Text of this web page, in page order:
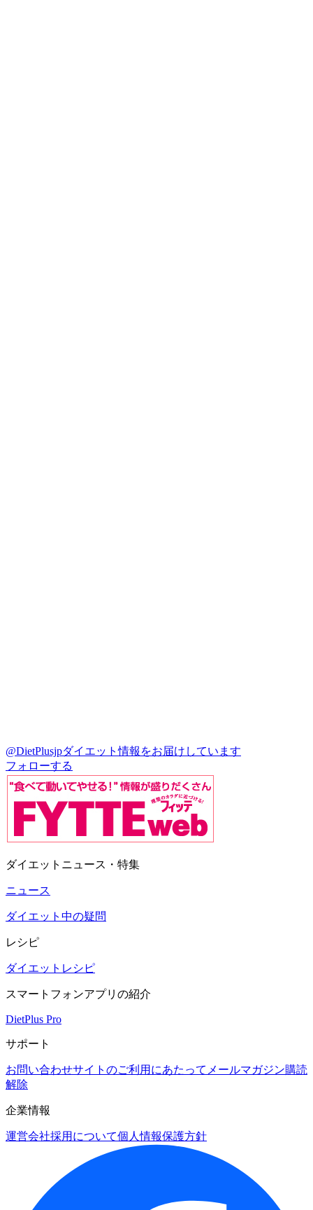
@DietPlusjpダイエット情報をお届けしています
フォローする
ダイエットニュース・特集
ニュース
ダイエット中の疑問
レシピ
ダイエットレシピ
スマートフォンアプリの紹介
DietPlus Pro
サポート
お問い合わせサイトのご利用にあたって メールマガジン購読
解除
企業情報
運営会社採用について個人情報保護方針